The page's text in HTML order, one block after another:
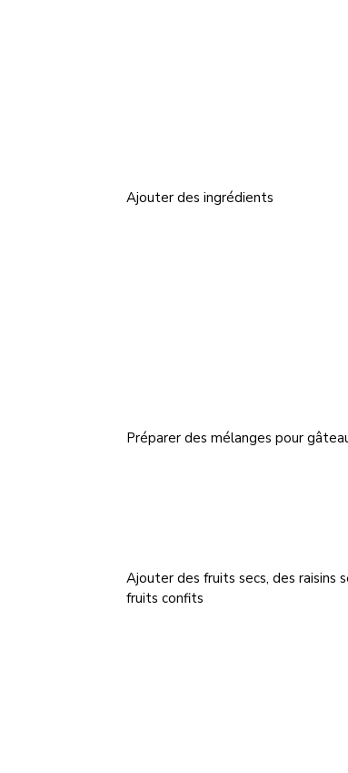
Ajouter des ingrédients
Préparer des mélanges pour
Ajouter des fruits secs, des raisins
fruits confits